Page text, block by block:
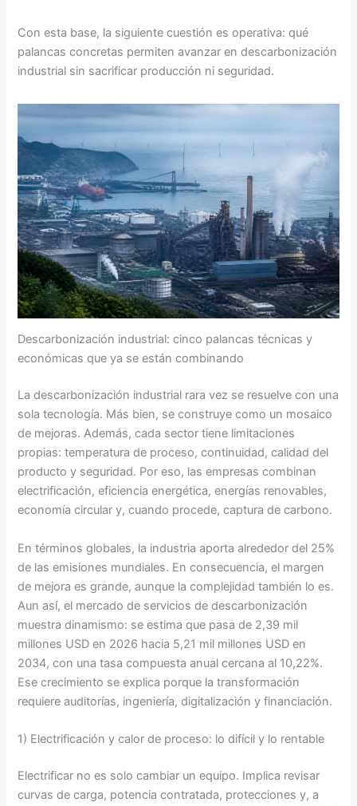
Con esta base, la siguiente cuestión es operativa: qué
palancas concretas permiten avanzar en descarbonización
industrial sin sacrificar producción ni seguridad.
Descarbonización industrial: cinco palancas técnicas y
económicas que ya se están combinando
La descarbonización industrial rara vez se resuelve con una
sola tecnología. Más bien, se construye como un mosaico
de mejoras. Además, cada sector tiene limitaciones
propias: temperatura de proceso, continuidad, calidad del
producto y seguridad. Por eso, las empresas combinan
electrificación, eficiencia energética, energías renovables,
economía circular y, cuando procede, captura de carbono.
En términos globales, la industria aporta alrededor del 25%
de las emisiones mundiales. En consecuencia, el margen
de mejora es grande, aunque la complejidad también lo es.
Aun así, el mercado de servicios de descarbonización
muestra dinamismo: se estima que pasa de 2,39 mil
millones USD en 2026 hacia 5,21 mil millones USD en
2034, con una tasa compuesta anual cercana al 10,22%.
Ese crecimiento se explica porque la transformación
requiere auditorías, ingeniería, digitalización y financiación.
1) Electrificación y calor de proceso: lo difícil y lo rentable
Electrificar no es solo cambiar un equipo. Implica revisar
curvas de carga, potencia contratada, protecciones y, a